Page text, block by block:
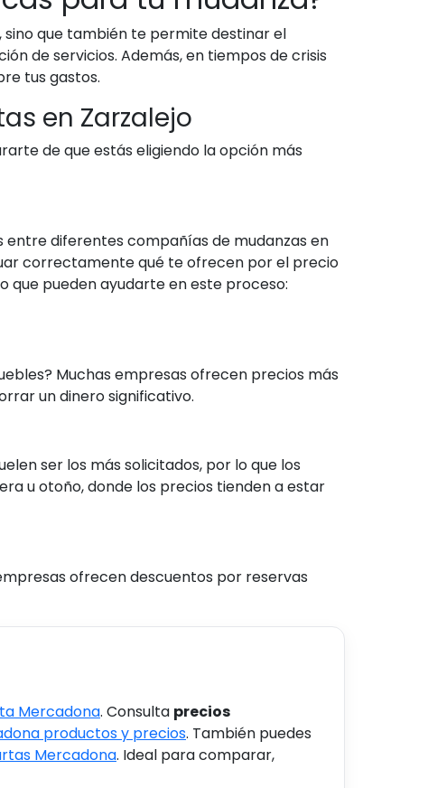
sino que también te permite destinar el
de servicios. Además, en tiempos de crisis
tus gastos.
en Zarzalejo
de que estás eligiendo la opción más
entre diferentes compañías de mudanzas en
correctamente qué te ofrecen por el precio
que pueden ayudarte en este proceso:
Muchas empresas ofrecen precios más
un dinero significativo.
ser los más solicitados, por lo que los
u otoño, donde los precios tienden a estar
ofrecen descuentos por reservas
Mercadona. Consulta precios
productos y precios. También puedes
Mercadona. Ideal para comparar,